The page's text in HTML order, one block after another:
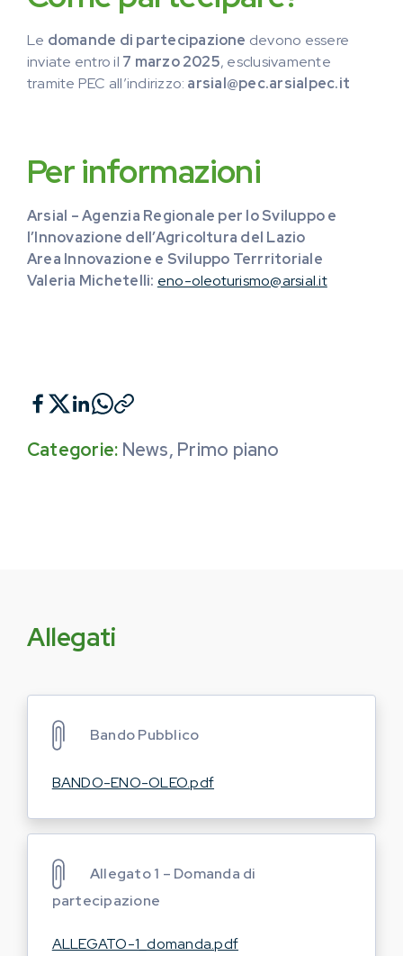
Le domande di partecipazione devono essere
inviate entro il 7 marzo 2025, esclusivamente
tramite PEC all’indirizzo: arsial@pec.arsialpec.it
Per informazioni
Arsial – Agenzia Regionale per lo Sviluppo e
l’Innovazione dell’Agricoltura del Lazio
Area Innovazione e Sviluppo Terrritoriale
Valeria Michetelli: eno-oleoturismo@arsial.it
Categorie: News, Primo piano
Allegati
Bando Pubblico
BANDO-ENO-OLEO.pdf
Allegato 1 – Domanda di
partecipazione
ALLEGATO-1_domanda.pdf